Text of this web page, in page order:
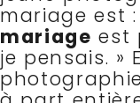
mariage est :
mariage est
je pensais. »